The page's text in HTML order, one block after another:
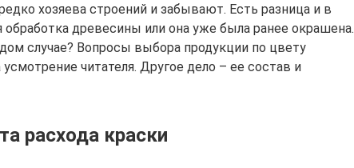
хозяева строений и забывают. Есть разница и в
обработка древесины или она уже была ранее окрашена.
случае? Вопросы выбора продукции по цвету
читателя. Другое дело – ее состав и
расхода краски